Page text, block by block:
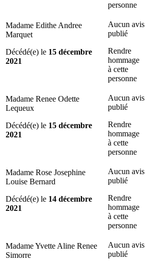
personne
Madame Edithe Andree
Marquet
Décédé(e) le 15 décembre
2021
Aucun avis
publié
Rendre
hommage
à cette
personne
Madame Renee Odette
Lequeux
Décédé(e) le 15 décembre
2021
Aucun avis
publié
Rendre
hommage
à cette
personne
Madame Rose Josephine
Louise Bernard
Décédé(e) le 14 décembre
2021
Aucun avis
publié
Rendre
hommage
à cette
personne
Madame Yvette Aline Renee
Simorre
Aucun avis
publié